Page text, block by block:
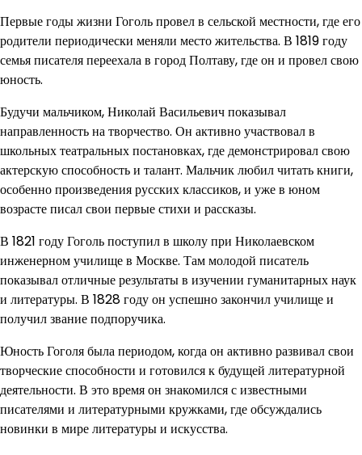
Первые годы жизни Гоголь провел в сельской местности, где его
родители периодически меняли место жительства. В 1819 году
семья писателя переехала в город Полтаву, где он и провел свою
юность.
Будучи мальчиком, Николай Васильевич показывал
направленность на творчество. Он активно участвовал в
школьных театральных постановках, где демонстрировал свою
актерскую способность и талант. Мальчик любил читать книги,
особенно произведения русских классиков, и уже в юном
возрасте писал свои первые стихи и рассказы.
В 1821 году Гоголь поступил в школу при Николаевском
инженерном училище в Москве. Там молодой писатель
показывал отличные результаты в изучении гуманитарных наук
и литературы. В 1828 году он успешно закончил училище и
получил звание подпоручика.
Юность Гоголя была периодом, когда он активно развивал свои
творческие способности и готовился к будущей литературной
деятельности. В это время он знакомился с известными
писателями и литературными кружками, где обсуждались
новинки в мире литературы и искусства.